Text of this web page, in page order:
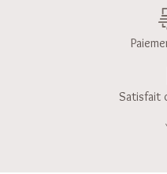
Satisfait